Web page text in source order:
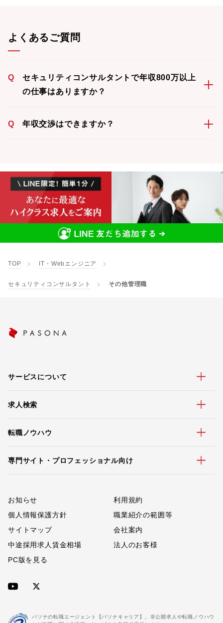
よくあるご質問
Q
セキュリティコンサルタントで年収800万以上
の仕事はありますか？
Q 年収交渉はできますか？
TOP IT・Webエンジニア
セキュリティコンサルタント その他管理職
サービスについて
求人検索
転職ノウハウ
専門サイト・プロフェッショナル向け
お知らせ
利用規約
個人情報保護方針
職業紹介の範囲等
サイトマップ
会社案内
中途採用求人賃金相場
法人のお客様
PC版を見る
パソナの転職エージェント【パソナキャリア】。非公開求人や転職ノウハウ